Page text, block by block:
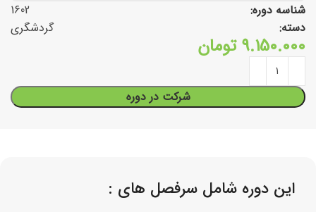
شناسه دوره:
1602
دسته:
گردشگری
9.150.000 تومان
شرکت در دوره
این دوره شامل سرفصل های :